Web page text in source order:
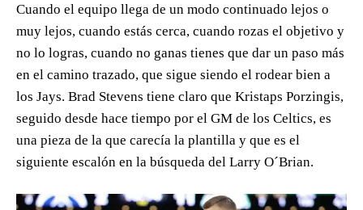
Cuando el equipo llega de un modo continuado lejos o
muy lejos, cuando estás cerca, cuando rozas el objetivo y
no lo logras, cuando no ganas tienes que dar un paso más
en el camino trazado, que sigue siendo el rodear bien a
los Jays. Brad Stevens tiene claro que Kristaps Porzingis,
seguido desde hace tiempo por el GM de los Celtics, es
una pieza de la que carecía la plantilla y que es el
siguiente escalón en la búsqueda del Larry O´Brian.